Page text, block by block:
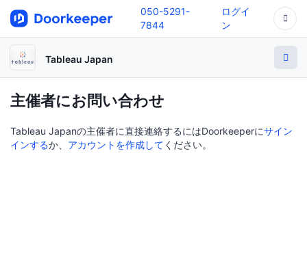
050-5291-
7844
ログイ
ン
Tableau Japan
主催者にお問い合わせ
Tableau Japanの主催者に直接連絡するにはDoorkeeperにサイン
インするか、 アカウントを作成して ください。